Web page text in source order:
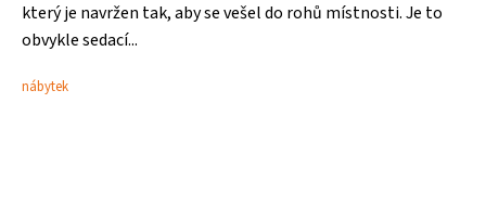
který je navržen tak, aby se vešel do rohů místnosti. Je to
obvykle sedací...
nábytek